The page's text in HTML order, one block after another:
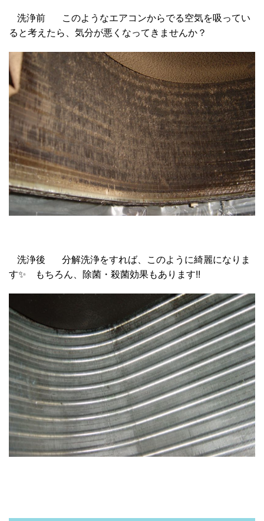
洗浄前
このようなエアコンからでる空気を吸ってい
ると考えたら、気分が悪くなってきませんか？
洗浄後
分解洗浄をすれば、このように綺麗になりま
す✨ もちろん、除菌・殺菌効果もあります!!